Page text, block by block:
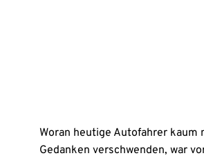
Woran heutige Autofahrer kaum
Gedanken verschwenden, war